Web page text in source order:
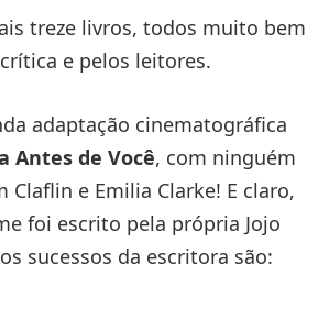
treze livros, todos muito bem
e pelos leitores.
adaptação cinematográfica
Antes de Você, com ninguém
Claflin e Emilia Clarke! E claro,
foi escrito pela própria Jojo
sucessos da escritora são: